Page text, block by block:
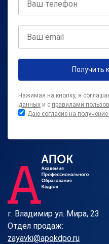
Получить
Нажимая на кнопку, я
данных и с правилами
Даю согласие на
г. Владимир ул. Мира, 23
Отдел продаж:
zayavki@apokdpo.ru